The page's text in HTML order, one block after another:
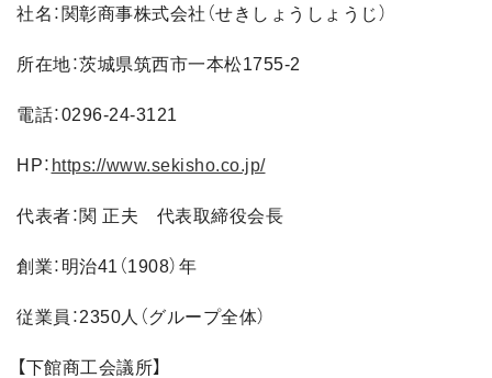
社名：関彰商事株式会社（せきしょうしょうじ）
所在地：茨城県筑西市一本松1755-2
電話：0296-24-3121
HP： https://www.sekisho.co.jp/
代表者：関 正夫 代表取締役会長
創業：明治41（1908）年
従業員：2350人（グループ全体）
【下館商工会議所】